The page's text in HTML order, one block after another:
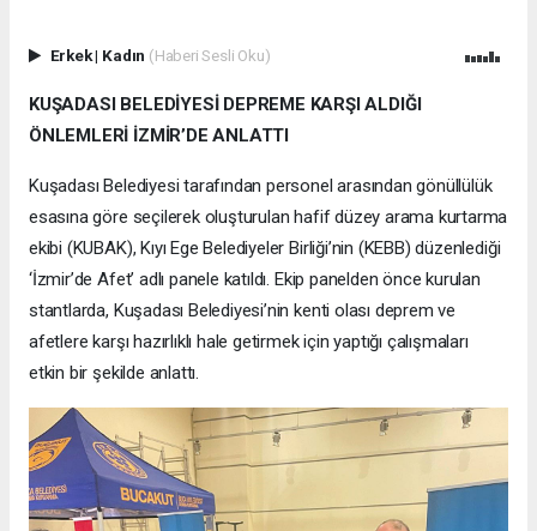
Erkek| Kadın (Haberi Sesli Oku)
KUŞADASI BELEDİYESİ DEPREME KARŞI ALDIĞI
ÖNLEMLERİ İZMİR’DE ANLATTI
Kuşadası Belediyesi tarafından personel arasından gönüllülük
esasına göre seçilerek oluşturulan hafif düzey arama kurtarma
ekibi (KUBAK), Kıyı Ege Belediyeler Birliği’nin (KEBB) düzenlediği
‘İzmir’de Afet’ adlı panele katıldı. Ekip panelden önce kurulan
stantlarda, Kuşadası Belediyesi’nin kenti olası deprem ve
afetlere karşı hazırlıklı hale getirmek için yaptığı çalışmaları
etkin bir şekilde anlattı.